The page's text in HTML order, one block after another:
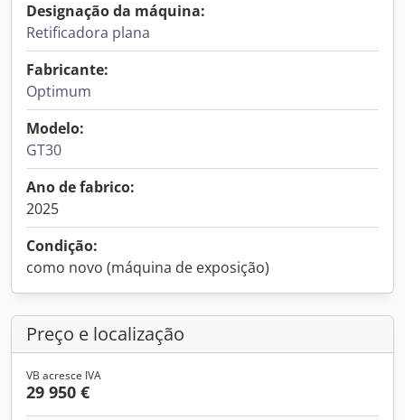
Designação da máquina:
Retificadora plana
Fabricante:
Optimum
Modelo:
GT30
Ano de fabrico:
2025
Condição:
como novo (máquina de exposição)
Preço e localização
VB acresce IVA
29 950 €